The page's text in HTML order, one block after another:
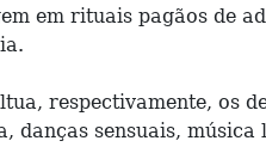
em rituais pagãos de
respectivamente, os
danças sensuais,